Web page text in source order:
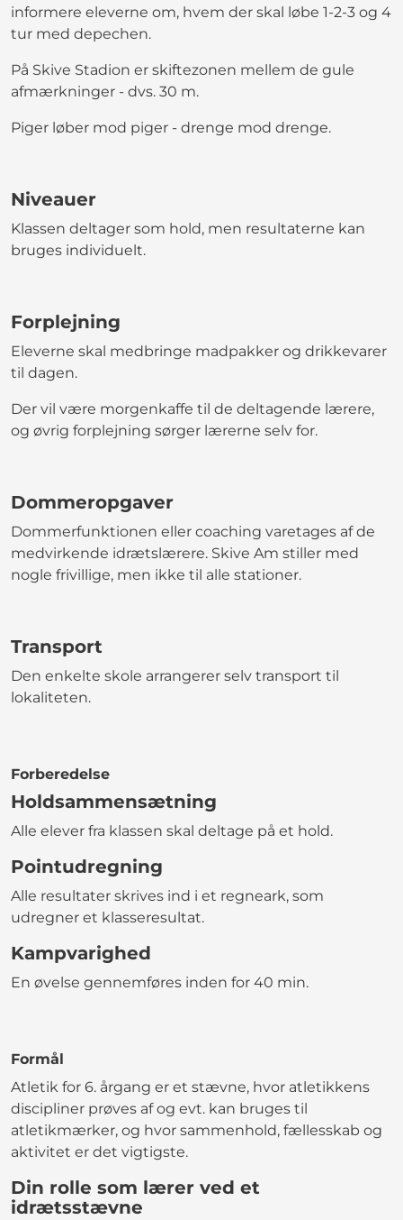
informere eleverne om, hvem der skal løbe 1-2-3 og 4
tur med depechen.
På Skive Stadion er skiftezonen mellem de gule
afmærkninger - dvs. 30 m.
Piger løber mod piger - drenge mod drenge.
Niveauer
Klassen deltager som hold, men resultaterne kan
bruges individuelt.
Forplejning
Eleverne skal medbringe madpakker og drikkevarer
til dagen.
Der vil være morgenkaffe til de deltagende lærere,
og øvrig forplejning sørger lærerne selv for.
Dommeropgaver
Dommerfunktionen eller coaching varetages af de
medvirkende idrætslærere. Skive Am stiller med
nogle frivillige, men ikke til alle stationer.
Transport
Den enkelte skole arrangerer selv transport til
lokaliteten.
Forberedelse
Holdsammensætning
Alle elever fra klassen skal deltage på et hold.
Pointudregning
Alle resultater skrives ind i et regneark, som
udregner et klasseresultat.
Kampvarighed
En øvelse gennemføres inden for 40 min.
Formål
Atletik for 6. årgang er et stævne, hvor atletikkens
discipliner prøves af og evt. kan bruges til
atletikmærker, og hvor sammenhold, fællesskab og
aktivitet er det vigtigste.
Din rolle som lærer ved et
idrætsstævne